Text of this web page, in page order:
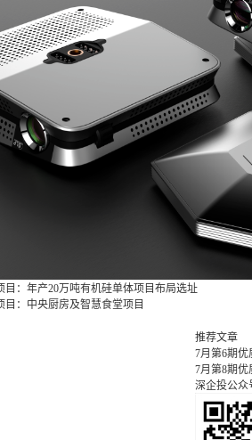
目：年产20万吨有机硅单体项目布局选址
目：中央厨房及智慧食堂项目
推荐文章
7月第6期
7月第8期
深企投公众